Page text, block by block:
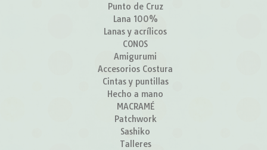
Punto de Cruz
Lana 100%
Lanas y acrílicos
CONOS
Amigurumi
Accesorios Costura
Cintas y puntillas
Hecho a mano
MACRAMÉ
Patchwork
Sashiko
Talleres